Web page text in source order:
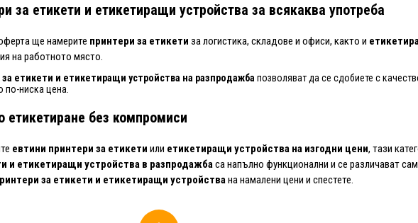
за етикети и етикетиращи устройства за всякаква употреба
ще намерите принтери за етикети за логистика, складове и офиси, както и
на работното място.
етикети и етикетиращи устройства на разпродажба позволяват да се сдобиете с
по-ниска цена.
етикетиране без компромиси
евтини принтери за етикети или етикетиращи устройства на изгодни цени, тази
и етикетиращи устройства в разпродажба са напълно функционални и се различават
за етикети и етикетиращи устройства на намалени цени и спестете.